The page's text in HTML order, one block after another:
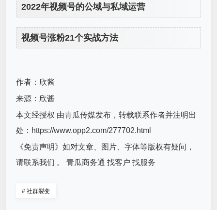
2022年视频号的公域与私域运营
视频号涨粉21个实战方法
作者：欣酱
来源：欣酱
本文经授权 由青瓜传媒发布，转载联系作者并注明出
处：https://www.opp2.com/277702.html
《免责声明》如对文章、图片、字体等版权有疑问，
请联系我们 。 青瓜商务通 找客户 找服务
# 社群裂变